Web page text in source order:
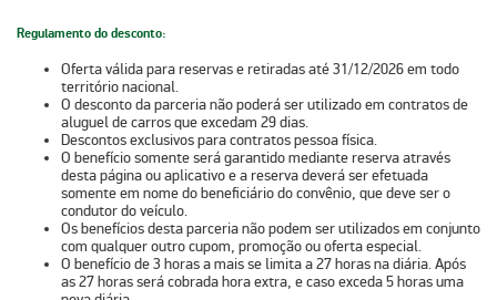
Regulamento do desconto:
Oferta válida para reservas e retiradas até 31/12/2026 em todo
território nacional.
O desconto da parceria não poderá ser utilizado em contratos de
aluguel de carros que excedam 29 dias.
Descontos exclusivos para contratos pessoa física.
O benefício somente será garantido mediante reserva através
desta página ou aplicativo e a reserva deverá ser efetuada
somente em nome do beneficiário do convênio, que deve ser o
condutor do veículo.
Os benefícios desta parceria não podem ser utilizados em conjunto
com qualquer outro cupom, promoção ou oferta especial.
O benefício de 3 horas a mais se limita a 27 horas na diária. Após
as 27 horas será cobrada hora extra, e caso exceda 5 horas uma